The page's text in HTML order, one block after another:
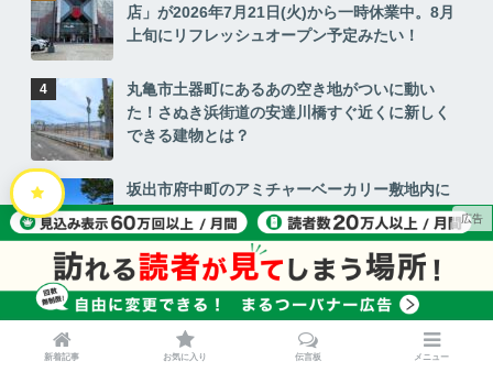
店」が2026年7月21日(火)から一時休業中。8月
上旬にリフレッシュオープン予定みたい！
丸亀市土器町にあるあの空き地がついに動い
た！さぬき浜街道の安達川橋すぐ近くに新しく
できる建物とは？
坂出市府中町のアミチャーベーカリー敷地内に
「Buddy Stand(バディスタンド)」が2026年7
月18日(土)にオープン！可愛い外観と限定メニ
ューに注目
香川でも巧妙化する犯罪グループの「下見」に
ご注意を。植込みや室外機周りをチェック
新着記事 お気に入り 伝言板 メニュー